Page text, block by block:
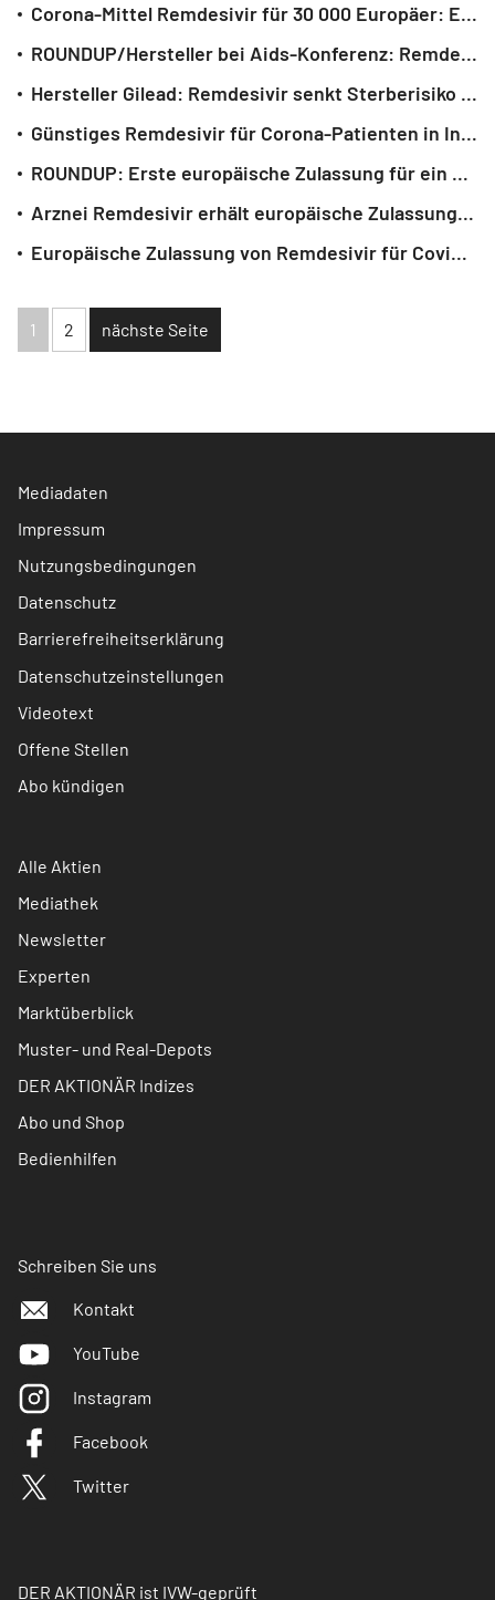
Corona-Mittel Remdesivir für 30 000 Europäer: EU-Kommission sichert Bezug
ROUNDUP/Hersteller bei Aids-Konferenz: Remdesivir senkt Covid-Sterberisiko
Hersteller Gilead: Remdesivir senkt Sterberisiko bei Corona
Günstiges Remdesivir für Corona-Patienten in Indien
ROUNDUP: Erste europäische Zulassung für ein Corona-Arzneimittel
Arznei Remdesivir erhält europäische Zulassung für Covid-19
Europäische Zulassung von Remdesivir für Covid-19 erwartet
1 2 nächste Seite
Mediadaten
Impressum
Nutzungsbedingungen
Datenschutz
Barrierefreiheitserklärung
Datenschutzeinstellungen
Videotext
Offene Stellen
Abo kündigen
Alle Aktien
Mediathek
Newsletter
Experten
Marktüberblick
Muster- und Real-Depots
DER AKTIONÄR Indizes
Abo und Shop
Bedienhilfen
Schreiben Sie uns
Kontakt
YouTube
Instagram
Facebook
Twitter
DER AKTIONÄR ist IVW-geprüft